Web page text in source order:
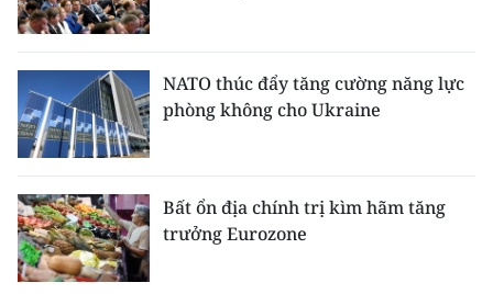
NATO thúc đẩy tăng cường năng lực
phòng không cho Ukraine
Bất ổn địa chính trị kìm hãm tăng
trưởng Eurozone